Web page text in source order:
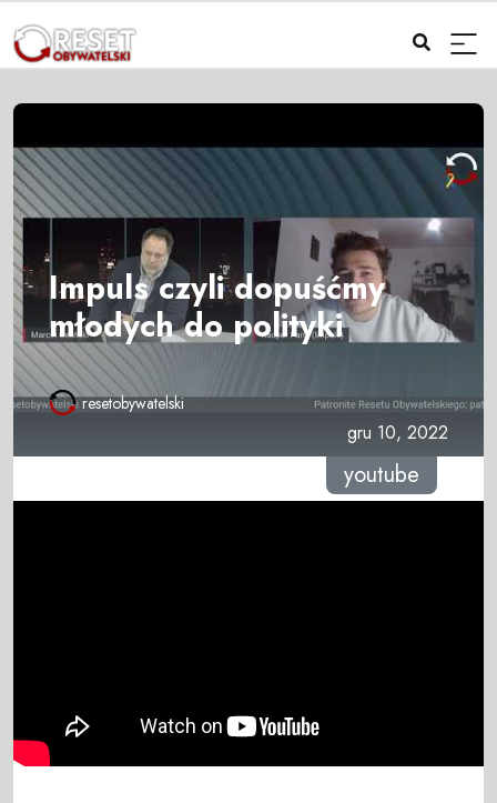
Impuls czyli dopuśćmy
młodych do polityki
resetobywatelski
gru 10, 2022
youtube